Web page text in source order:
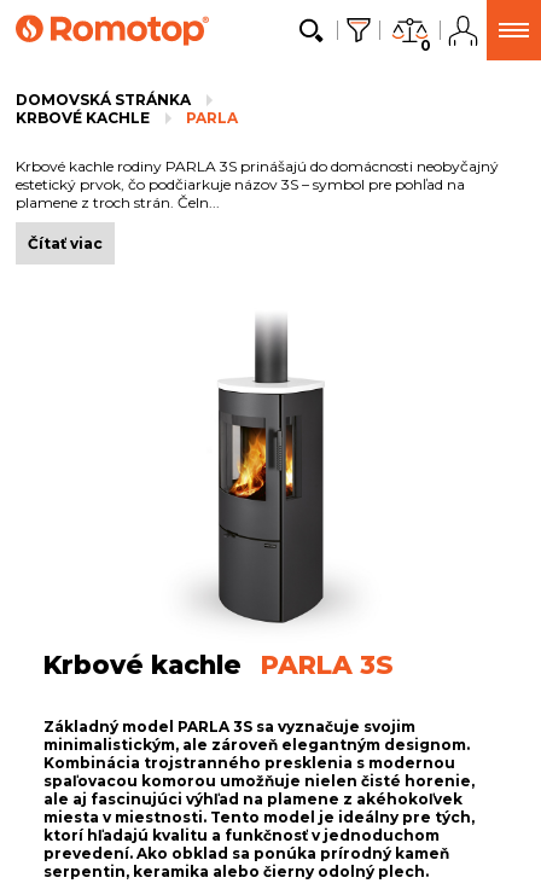
0
DOMOVSKÁ STRÁNKA
KRBOVÉ KACHLE
PARLA
Krbové kachle rodiny PARLA 3S prinášajú do domácnosti neobyčajný
estetický prvok, čo podčiarkuje názov 3S – symbol pre pohľad na
plamene z troch strán. Čeln...
Čítať viac
Krbové kachle PARLA 3S
Základný model PARLA 3S sa vyznačuje svojim
minimalistickým, ale zároveň elegantným designom.
Kombinácia trojstranného presklenia s modernou
spaľovacou komorou umožňuje nielen čisté horenie,
ale aj fascinujúci výhľad na plamene z akéhokoľvek
miesta v miestnosti. Tento model je ideálny pre tých,
ktorí hľadajú kvalitu a funkčnosť v jednoduchom
prevedení. Ako obklad sa ponúka prírodný kameň
serpentin, keramika alebo čierny odolný plech.